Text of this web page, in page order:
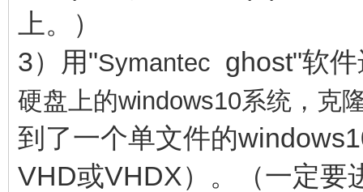
上。）
3）用"Symantec ghost"软
硬盘上的windows10系统，克
到了一个单文件的
VHD或VHDX）。（一定要